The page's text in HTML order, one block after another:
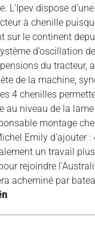
L’Ipev dispose
à chenille
sur le continent
d’oscillation
du tracteur,
de la machine,
4 chenilles
au niveau de la
montage
Emily d’ajouter :
un travail plus
rejoindre
acheminé par